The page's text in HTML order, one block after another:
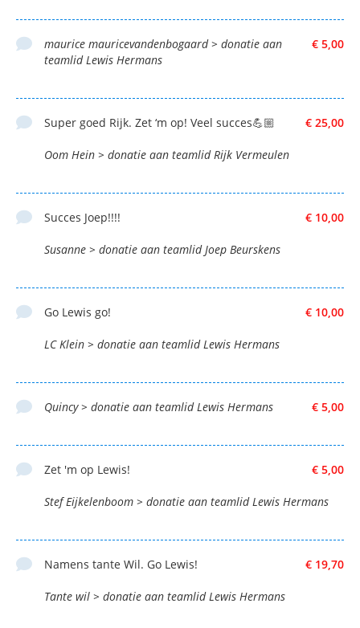
€ 5,00
maurice mauricevandenbogaard > donatie aan
teamlid Lewis Hermans
€ 25,00
Super goed Rijk. Zet ‘m op! Veel succes💪🏼
Oom Hein > donatie aan teamlid Rijk Vermeulen
€ 10,00
Succes Joep!!!!
Susanne > donatie aan teamlid Joep Beurskens
€ 10,00
Go Lewis go!
LC Klein > donatie aan teamlid Lewis Hermans
€ 5,00
Quincy > donatie aan teamlid Lewis Hermans
€ 5,00
Zet 'm op Lewis!
Stef Eijkelenboom > donatie aan teamlid Lewis Hermans
€ 19,70
Namens tante Wil. Go Lewis!
Tante wil > donatie aan teamlid Lewis Hermans